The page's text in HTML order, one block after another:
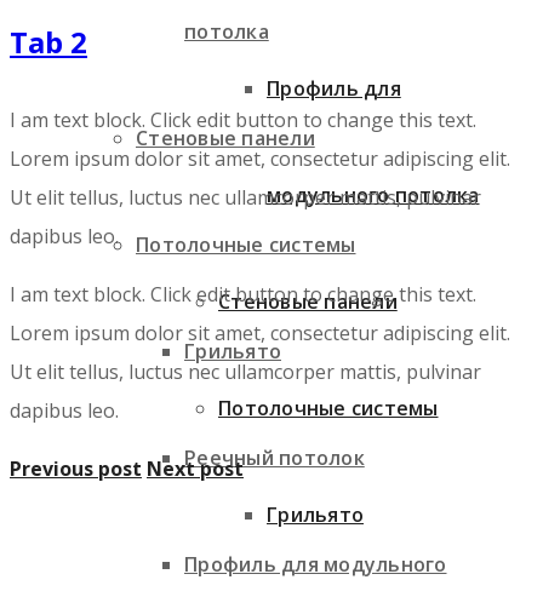
потолка
Стеновые панели
Потолочные системы
Грильято
Реечный потолок
Профиль для модульного
Профиль для
модульного потолка
Стеновые панели
Потолочные системы
Грильято
Tab 2
I am text block. Click edit button to change this text.
Lorem ipsum dolor sit amet, consectetur adipiscing elit.
Ut elit tellus, luctus nec ullamcorper mattis, pulvinar
dapibus leo.
I am text block. Click edit button to change this text.
Lorem ipsum dolor sit amet, consectetur adipiscing elit.
Ut elit tellus, luctus nec ullamcorper mattis, pulvinar
dapibus leo.
Previous post Next post